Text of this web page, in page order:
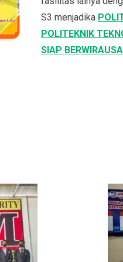
S3 menjadika
POLITEKNIK
SIAP